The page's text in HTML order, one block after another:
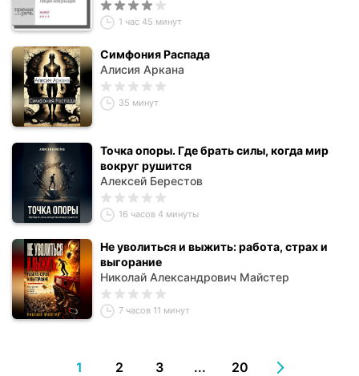
1 час 45 минут
Симфония Распада
Алисия Аркана
35 минут
Точка опоры. Где брать силы, когда мир
вокруг рушится
Алексей Берестов
16 часов 4 минуты
Не уволиться и выжить: работа, страх и
выгорание
Николай Александрович Майстер
7 часов 11 минут
1 2 3 ... 20